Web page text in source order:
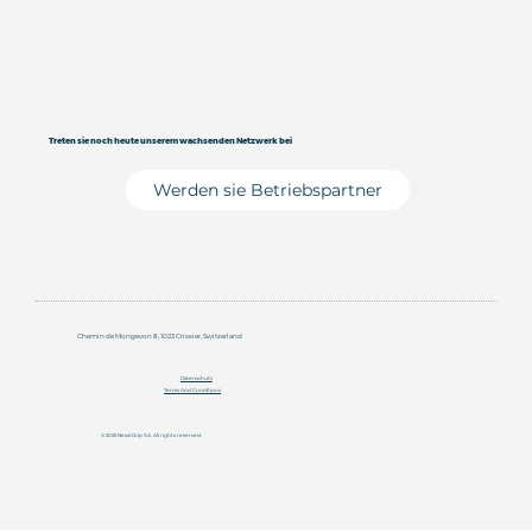
Treten sie noch heute unserem wachsenden Netzwerk bei
Werden sie Betriebspartner
Chemin de Mongevon 8, 1023 Crissier, Switzerland
Datenschutz
Terms And Conditions
© 2025 NexxtGrip SA. All rights reserved.